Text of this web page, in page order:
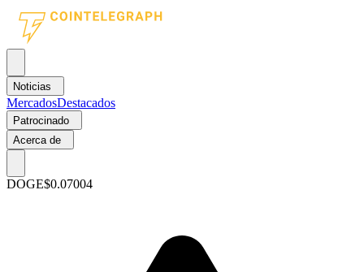
Noticias
MercadosDestacados
Patrocinado
Acerca de
DOGE$0.07004